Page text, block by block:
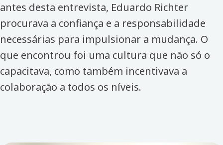
antes desta entrevista, Eduardo Richter
procurava a confiança e a responsabilidade
necessárias para impulsionar a mudança. O
que encontrou foi uma cultura que não só o
capacitava, como também incentivava a
colaboração a todos os níveis.